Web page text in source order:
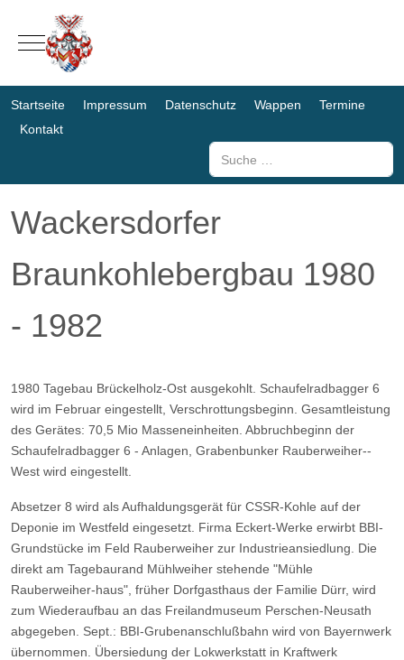
Mobile Menu Toggle
Startseite Impressum Datenschutz Wappen
Termine
Kontakt
Suchen
Wackersdorfer
Braunkohlebergbau 1980
- 1982
1980 Tagebau Brückelholz-Ost ausgekohlt. Schaufelradbagger 6
wird im Februar eingestellt, Verschrottungsbeginn. Gesamtleistung
des Gerätes: 70,5 Mio Masseneinheiten. Abbruchbeginn der
Schaufelradbagger 6 - Anlagen, Grabenbunker Rauberweiher--
West wird eingestellt.
Absetzer 8 wird als Aufhaldungsgerät für CSSR-Kohle auf der
Deponie im Westfeld eingesetzt. Firma Eckert-Werke erwirbt BBI-
Grundstücke im Feld Rauberweiher zur Industrieansiedlung.
Die
direkt am Tagebaurand Mühlweiher stehende "Mühle
Rauberweiher-haus", früher Dorfgasthaus der Familie Dürr, wird
zum Wiederaufbau an das Freilandmuseum Perschen-Neusath
abgegeben.
Sept.: BBI-Grubenanschlußbahn wird von Bayernwerk
übernommen.
Übersiedung der Lokwerkstatt in Kraftwerk